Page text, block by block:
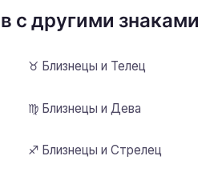
с другими знаками
♉ Близнецы и Телец
♍ Близнецы и Дева
♐ Близнецы и Стрелец